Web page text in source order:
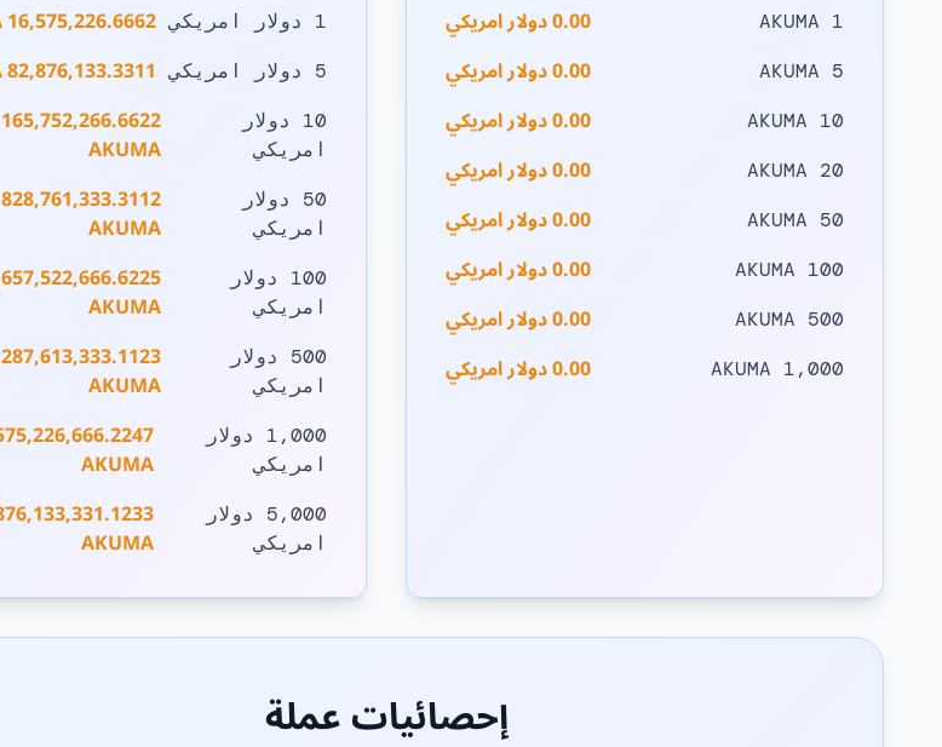
1 AKUMA 0.00 دولار امريكي
5 AKUMA 0.00 دولار امريكي
10 AKUMA 0.00 دولار امريكي
20 AKUMA 0.00 دولار امريكي
50 AKUMA 0.00 دولار امريكي
100 AKUMA 0.00 دولار امريكي
500 AKUMA 0.00 دولار امريكي
1,000 AKUMA 0.00 دولار امريكي
1 دولار امريكي 16,575,226.6662 AKUMA
5 دولار امريكي 82,876,133.3311 AKUMA
10 دولار
امريكي
165,752,266.6622
AKUMA
50 دولار
امريكي
828,761,333.3112
AKUMA
100 دولار
امريكي
AKUMA
500 دولار
امريكي
AKUMA
1,000 دولار
امريكي
AKUMA
5,000 دولار
امريكي
AKUMA
إحصائيات عملة